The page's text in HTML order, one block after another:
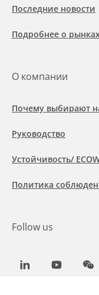
Последние новости
Подробнее о
О компании
Почему выбирают
Руководство
Устойчивость/
Политика
Follow us
LinkedInYoutube